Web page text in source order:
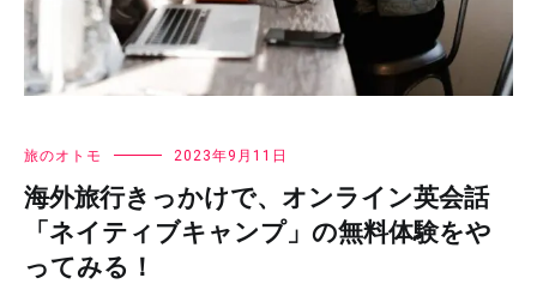
旅のオトモ 2023年9月11日
海外旅行きっかけで、オンライン英会話
「ネイティブキャンプ」の無料体験をや
ってみる！